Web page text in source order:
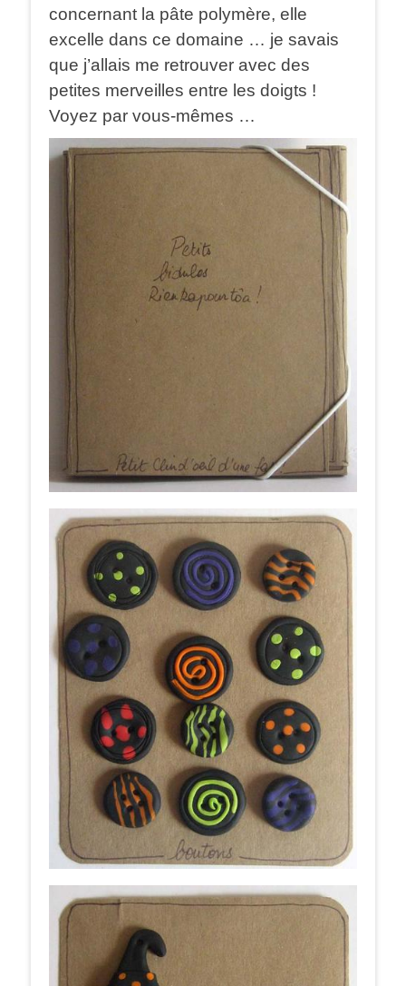
concernant la pâte polymère, elle
excelle dans ce domaine … je savais
que j’allais me retrouver avec des
petites merveilles entre les doigts !
Voyez par vous-mêmes …